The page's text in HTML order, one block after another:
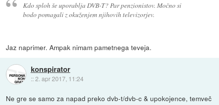
Kdo sploh še uporablja DVB-T? Par penzionistov. Močno si
bodo pomagali z okuženjem njihovih televizorjev.
Jaz naprimer. Ampak nimam pametnega teveja.
konspirator
::2. apr 2017, 11:24
Ne gre se samo za napad preko dvb-t/dvb-c & upokojence, temveč